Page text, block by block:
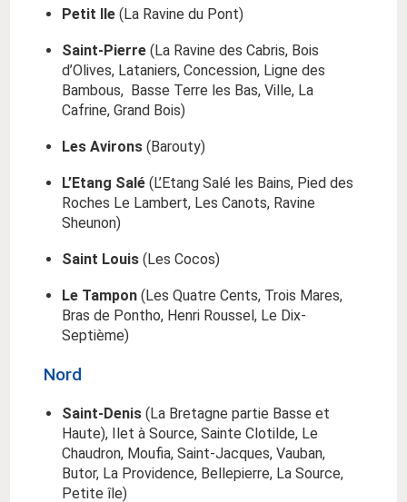
Petit Ile (La Ravine du Pont)
Saint-Pierre (La Ravine des Cabris, Bois
d’Olives, Lataniers, Concession, Ligne des
Bambous, Basse Terre les Bas, Ville, La
Cafrine, Grand Bois)
Les Avirons (Barouty)
L’Etang Salé (L’Etang Salé les Bains, Pied des
Roches Le Lambert, Les Canots, Ravine
Sheunon)
Saint Louis (Les Cocos)
Le Tampon (Les Quatre Cents, Trois Mares,
Bras de Pontho, Henri Roussel, Le Dix-
Septième)
Nord
Saint-Denis (La Bretagne partie Basse et
Haute), Ilet à Source, Sainte Clotilde, Le
Chaudron, Moufia, Saint-Jacques, Vauban,
Butor, La Providence, Bellepierre, La Source,
Petite île)